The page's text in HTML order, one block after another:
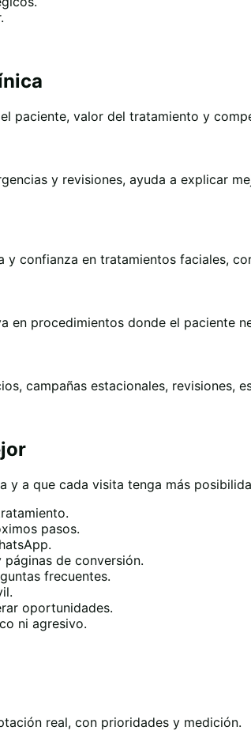
paciente, valor del tratamiento y
y revisiones, ayuda a explicar
confianza en tratamientos faciales,
en procedimientos donde el paciente
campañas estacionales, revisiones,
y a que cada visita tenga más
pasos.
de conversión.
frecuentes.
oportunidades.
ni agresivo.
real, con prioridades y medición.